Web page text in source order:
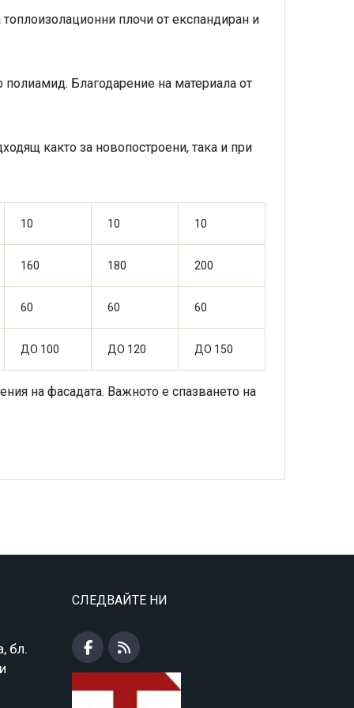
плочи от експандиран и
Благодарение на материала от
както за новопостроени, така и при
10 10 10
160 180 200
60 60 60
ДО 100 ДО 120 ДО 150
на фасадата. Важното е спазването на
бл.
СЛЕДВАЙТЕ НИ